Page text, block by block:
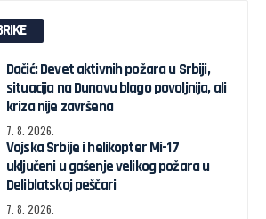
Dačić: Devet aktivnih požara u Srbiji,
situacija na Dunavu blago povoljnija, ali
kriza nije završena
7. 8. 2026.
Vojska Srbije i helikopter Mi-17
uključeni u gašenje velikog požara u
Deliblatskoj peščari
7. 8. 2026.